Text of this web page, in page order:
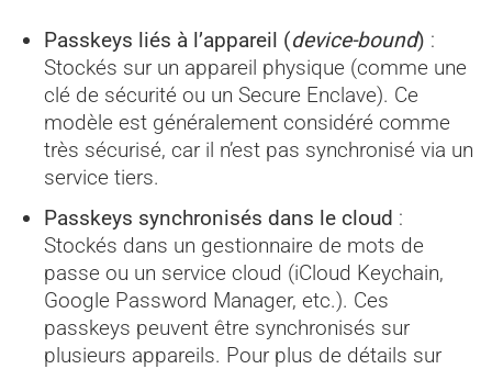
Passkeys liés à l’appareil (device-bound) :
Stockés sur un appareil physique (comme une
clé de sécurité ou un Secure Enclave). Ce
modèle est généralement considéré comme
très sécurisé, car il n’est pas synchronisé via un
service tiers.
Passkeys synchronisés dans le cloud :
Stockés dans un gestionnaire de mots de
passe ou un service cloud (iCloud Keychain,
Google Password Manager, etc.). Ces
passkeys peuvent être synchronisés sur
plusieurs appareils. Pour plus de détails sur